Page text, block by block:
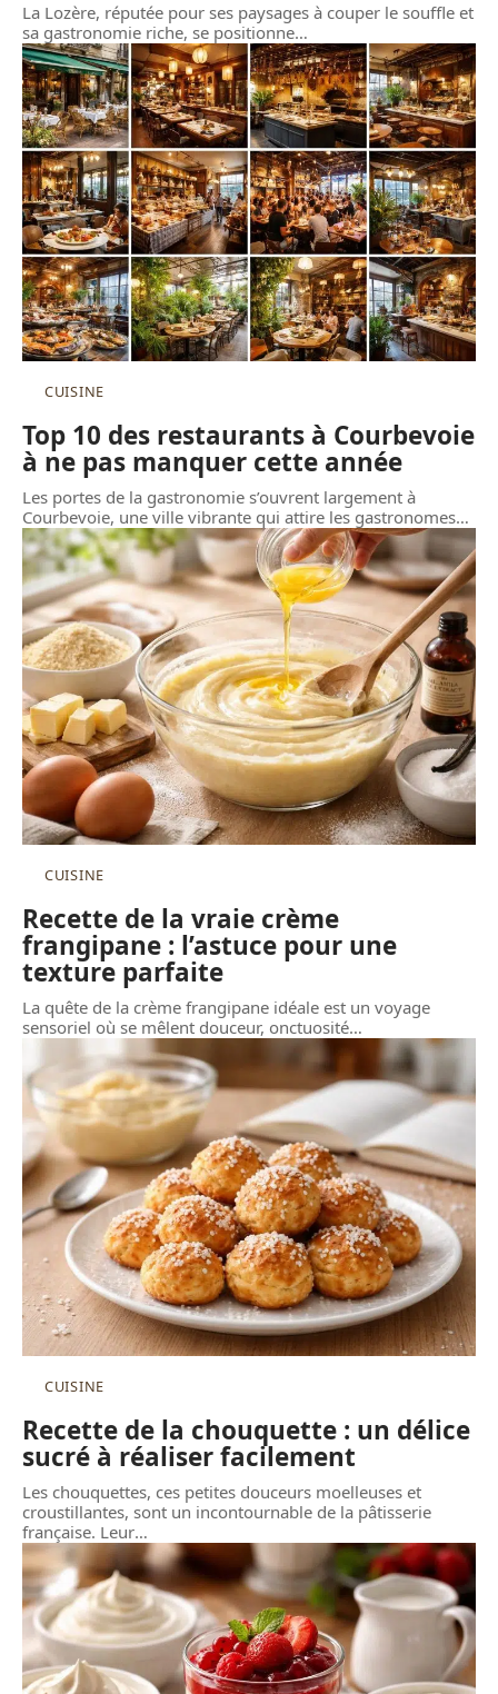
La Lozère, réputée pour ses paysages à couper le souffle et
sa gastronomie riche, se positionne…
CUISINE
Top 10 des restaurants à Courbevoie
à ne pas manquer cette année
Les portes de la gastronomie s’ouvrent largement à
Courbevoie, une ville vibrante qui attire les gastronomes…
CUISINE
Recette de la vraie crème
frangipane : l’astuce pour une
texture parfaite
La quête de la crème frangipane idéale est un voyage
sensoriel où se mêlent douceur, onctuosité…
CUISINE
Recette de la chouquette : un délice
sucré à réaliser facilement
Les chouquettes, ces petites douceurs moelleuses et
croustillantes, sont un incontournable de la pâtisserie
française. Leur…